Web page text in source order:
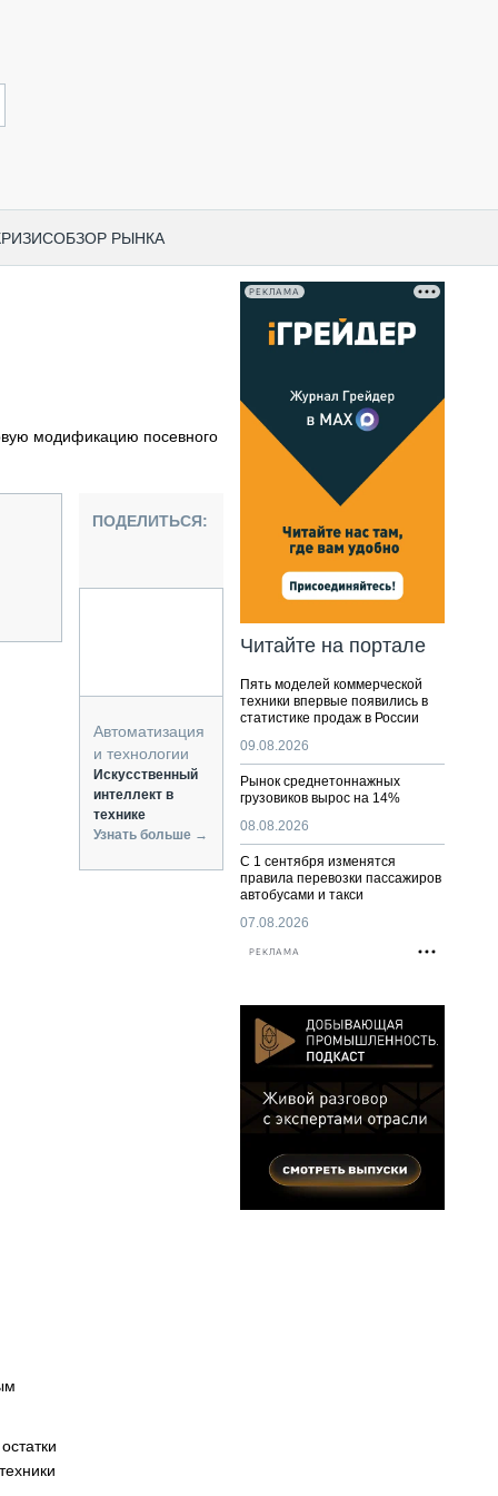
ОБЗОР РЫНКА
ТЕХНИКА
ТРАНСПОРТ
модификацию посевного
ПОДЕЛИТЬСЯ:
Автоматизация
и технологии
Искусственный
интеллект в
технике
Узнать больше →
РЕКЛАМА
Читайте на портале
Пять моделей коммерческой
техники впервые появились в
статистике продаж в России
09.08.2026
Рынок среднетоннажных
грузовиков вырос на 14%
08.08.2026
С 1 сентября изменятся
правила перевозки пассажиров
автобусами и такси
07.08.2026
РЕКЛАМА